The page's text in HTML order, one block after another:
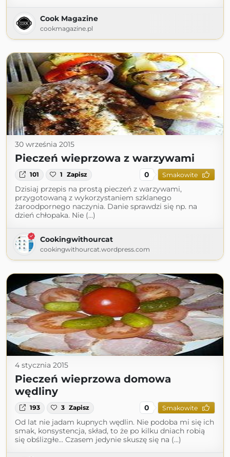
Cook Magazine
cookmagazine.pl
30 września 2015
Pieczeń wieprzowa z warzywami
101 1 Zapisz 0 Smakowite
Dzisiaj przepis na prostą pieczeń z warzywami,
przygotowaną z wykorzystaniem szklanego
żaroodpornego naczynia. Danie sprawdzi się np. na
dzień chłopaka. Nie (...)
Cookingwithourcat
cookingwithourcat.wordpress.com
4 stycznia 2015
Pieczeń wieprzowa domowa
wędliny
193 3 Zapisz 0 Smakowite
Od lat nie jadam kupnych wędlin. Nie podoba mi się ich
smak, konsystencja, skład, to że po kilku dniach robią
się obślizgłe... Czasem jedynie skuszę się na (...)